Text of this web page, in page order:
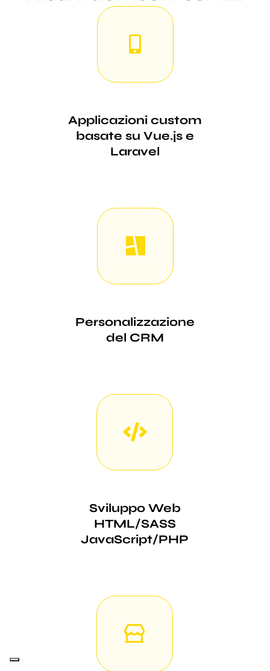
Applicazioni custom
basate su Vue.js e
Laravel
Personalizzazione
del CRM
Sviluppo Web
HTML/SASS
JavaScript/PHP